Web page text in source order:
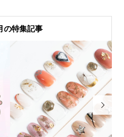
の特集記事
